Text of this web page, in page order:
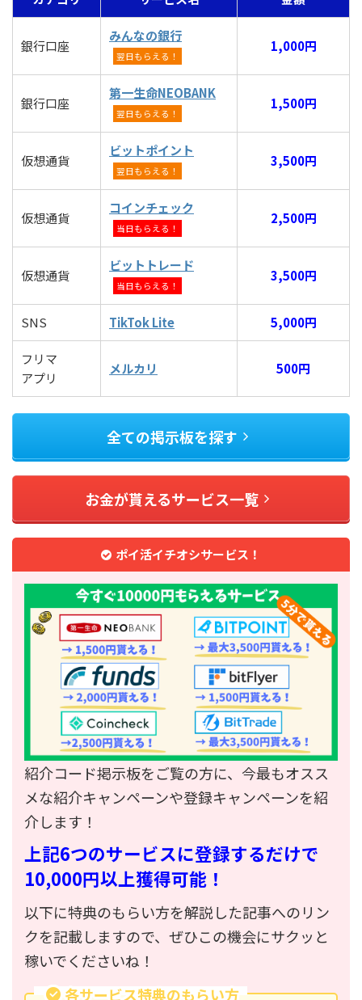
銀行口座
みんなの銀行
翌日もらえる！
1,000円
銀行口座
第一生命NEOBANK
翌日もらえる！
1,500円
仮想通貨
ビットポイント
翌日もらえる！
3,500円
仮想通貨
コインチェック
当日もらえる！
2,500円
仮想通貨
ビットトレード
当日もらえる！
3,500円
SNS TikTok Lite 5,000円
フリマ
アプリ
メルカリ 500円
全ての掲示板を探す
お金が貰えるサービス一覧
ポイ活イチオシサービス！
紹介コード掲示板をご覧の方に、今最もオスス
メな紹介キャンペーンや登録キャンペーンを紹
介します！
上記6つのサービスに登録するだけで
10,000円以上獲得可能！
以下に特典のもらい方を解説した記事へのリン
クを記載しますので、ぜひこの機会にサクッと
稼いでくださいね！
各サービス特典のもらい方